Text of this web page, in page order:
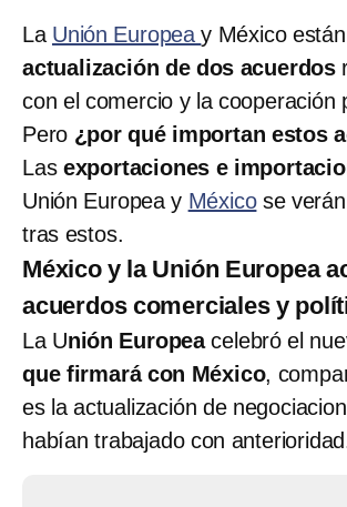
La Unión Europeay México
actualización de dos acuerdos
con el comercio y la cooperación
Pero ¿por qué importan estos
Las exportaciones e
Unión Europea y Méxicose
tras estos.
México y la Unión Europea
acuerdos comerciales y
La Unión Europeacelebró el
que firmará con México,
es la actualización de
habían trabajado con